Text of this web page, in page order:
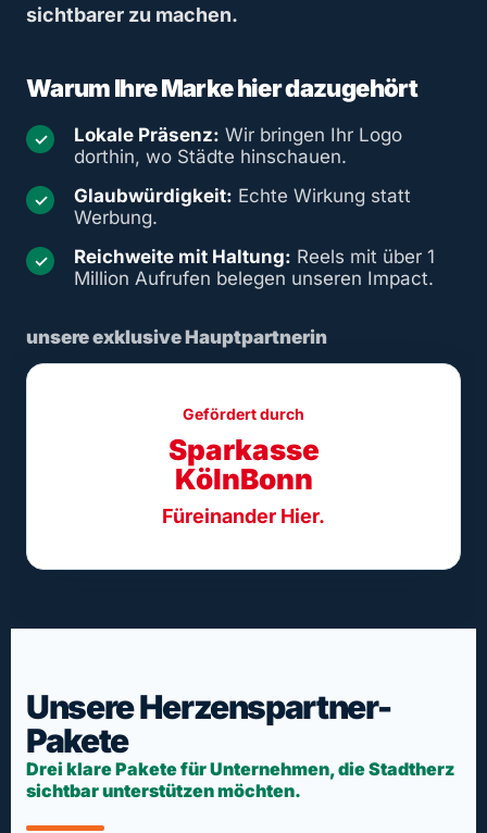
sichtbarer zu machen.
Warum Ihre Marke hier dazugehört
✓ Lokale Präsenz: Wir bringen Ihr Logo
dorthin, wo Städte hinschauen.
✓ Glaubwürdigkeit: Echte Wirkung statt
Werbung.
✓ Reichweite mit Haltung: Reels mit über 1
Million Aufrufen belegen unseren Impact.
unsere exklusive Hauptpartnerin
Gefördert durch
Sparkasse
KölnBonn
Füreinander Hier.
Unsere Herzenspartner-
Pakete
Drei klare Pakete für Unternehmen, die Stadtherz
sichtbar unterstützen möchten.